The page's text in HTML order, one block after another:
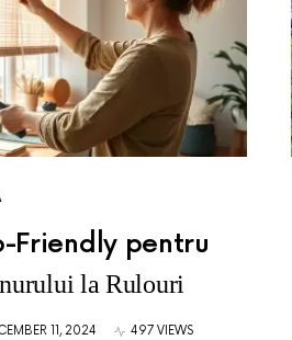
Friendly pentru
la Rulouri
11, 2024
497 VIEWS